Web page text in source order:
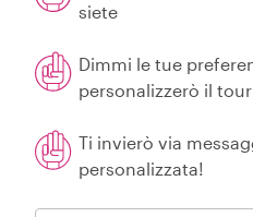
siete
Dimmi le tue
personalizzerò il
Ti invierò via
personalizzata!